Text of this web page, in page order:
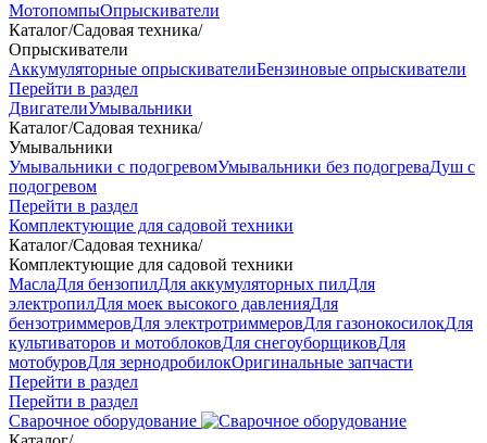
МотопомпыОпрыскиватели
Каталог/Садовая техника/
Опрыскиватели
Аккумуляторные опрыскивателиБензиновые опрыскиватели
Перейти в раздел
ДвигателиУмывальники
Каталог/Садовая техника/
Умывальники
Умывальники с подогревомУмывальники без подогреваДуш с
подогревом
Перейти в раздел
Комплектующие для садовой техники
Каталог/Садовая техника/
Комплектующие для садовой техники
МаслаДля бензопилДля аккумуляторных пилДля
электропилДля моек высокого давленияДля
бензотриммеровДля электротриммеровДля газонокосилокДля
культиваторов и мотоблоковДля снегоуборщиковДля
мотобуровДля зернодробилокОригинальные запчасти
Перейти в раздел
Перейти в раздел
Сварочное оборудование